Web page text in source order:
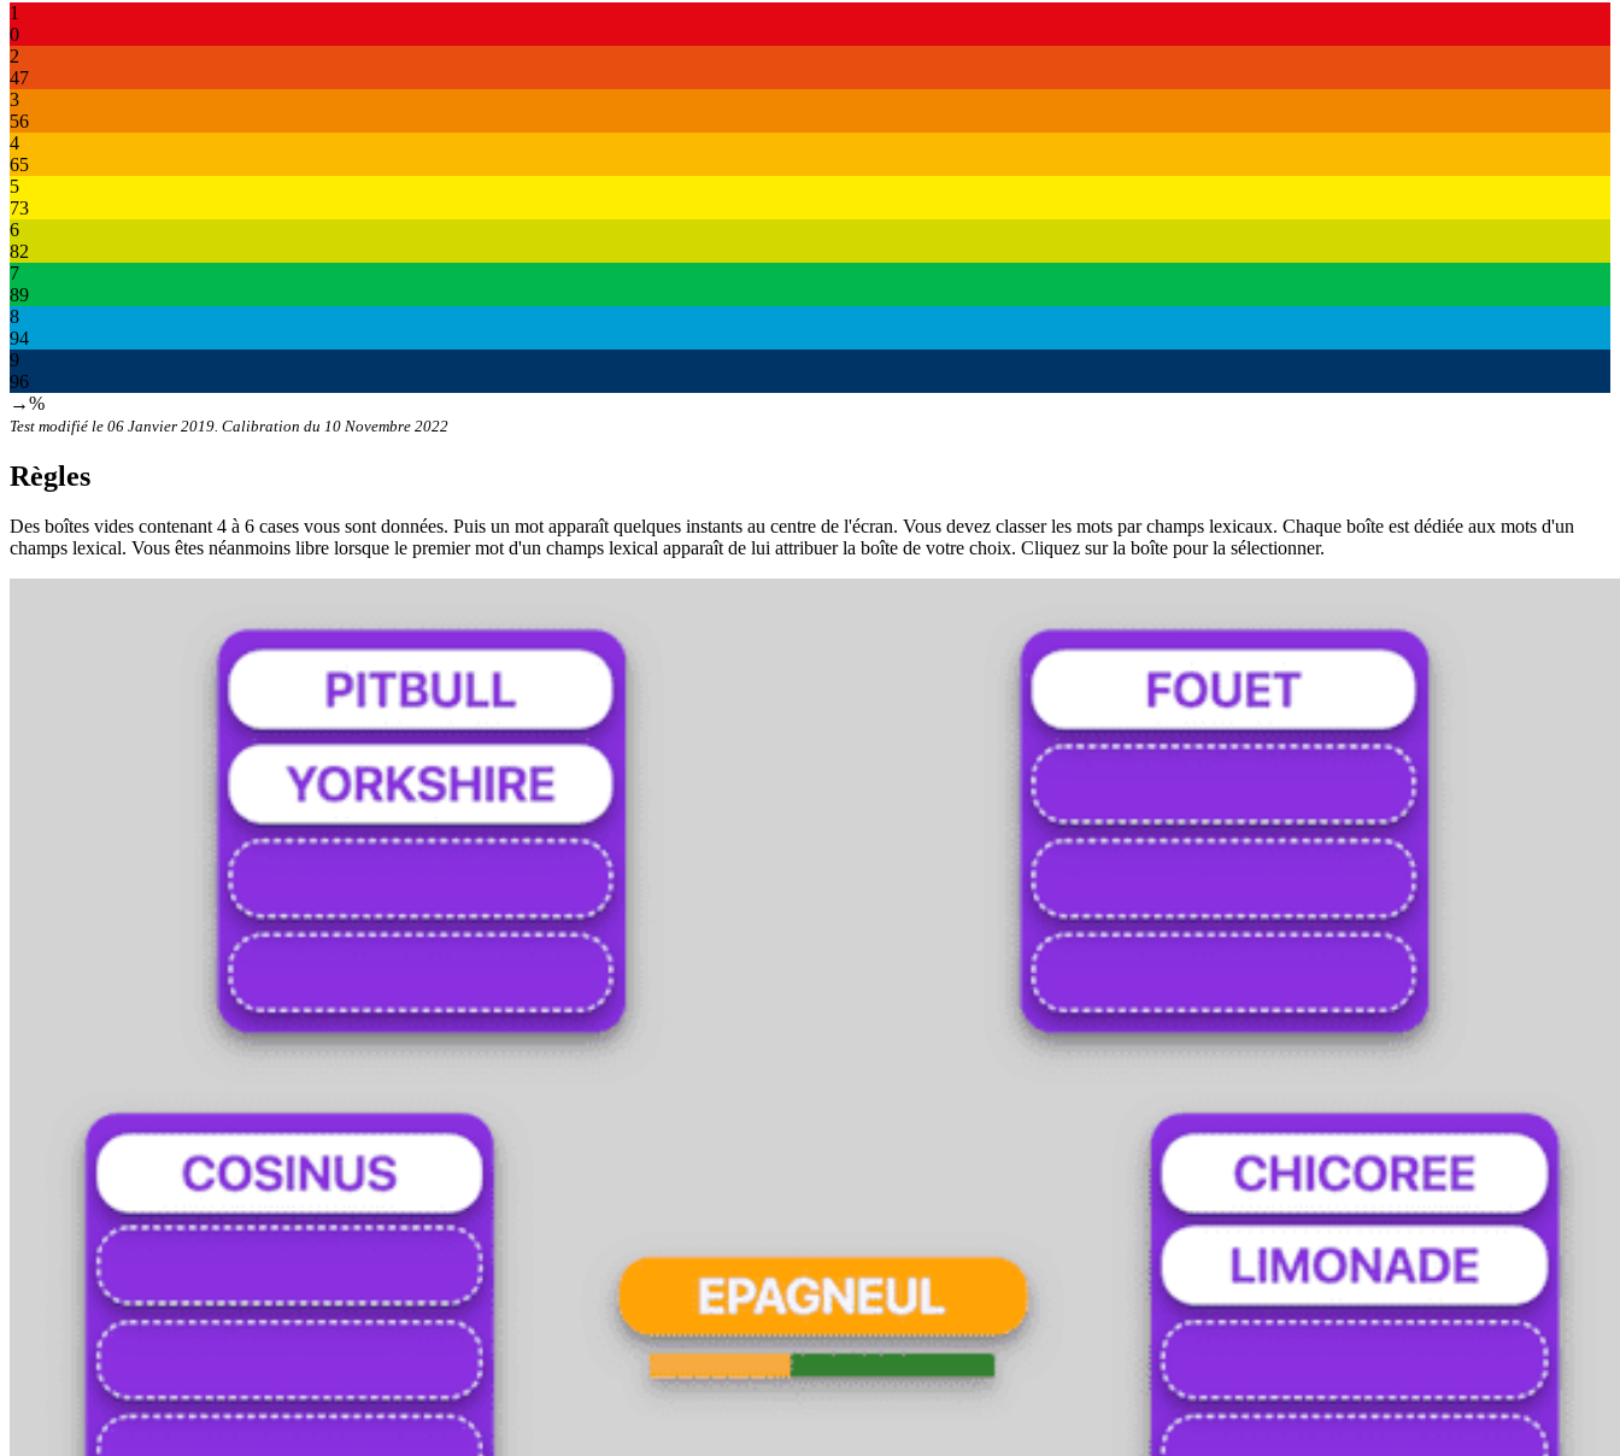
1
0
2
47
3
56
4
65
5
73
6
82
7
89
8
94
9
96
→%
Test modifié le 06 Janvier 2019. Calibration du 10 Novembre 2022
Règles
Des boîtes vides contenant 4 à 6 cases vous sont données. Puis un mot apparaît quelques instants au centre de l'écran. Vous devez classer les mots par champs lexicaux. Chaque boîte est dédiée aux mots d'un
champs lexical. Vous êtes néanmoins libre lorsque le premier mot d'un champs lexical apparaît de lui attribuer la boîte de votre choix. Cliquez sur la boîte pour la sélectionner.